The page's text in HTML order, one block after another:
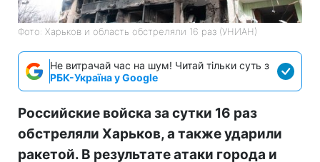
Фото: Харьков и область обстреляли 16 раз (УНИАН)
Не витрачай час на шум! Читай тільки суть з
РБК-Україна у Google
Российские войска за сутки 16 раз
обстреляли Харьков, а также ударили
ракетой. В результате атаки города и